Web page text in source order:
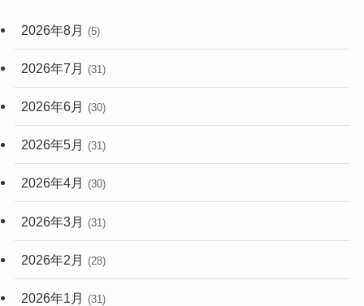
(248)
2026年8月 (5)
2026年7月 (31)
2026年6月 (30)
2026年5月 (31)
2026年4月 (30)
2026年3月 (31)
2026年2月 (28)
2026年1月 (31)